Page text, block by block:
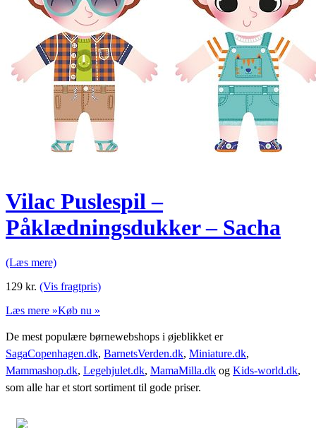
Vilac Puslespil –
Påklædningsdukker – Sacha
(Læs mere)
129 kr. (Vis fragtpris)
Læs mere »Køb nu »
De mest populære børnewebshops i øjeblikket er
SagaCopenhagen.dk, BarnetsVerden.dk, Miniature.dk,
Mammashop.dk, Legehjulet.dk, MamaMilla.dk og Kids-world.dk,
som alle har et stort sortiment til gode priser.